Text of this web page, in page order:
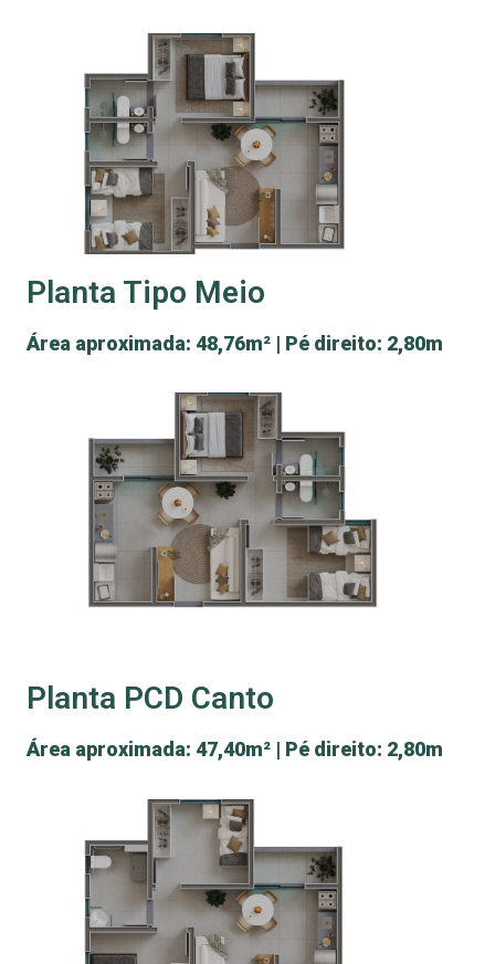
Planta Tipo Meio
Área aproximada: 48,76m² | Pé direito: 2,80m
Planta PCD Canto
Área aproximada: 47,40m² | Pé direito: 2,80m